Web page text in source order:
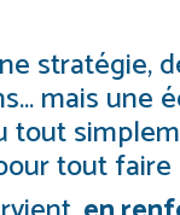
stratégie,
mais une
tout
tout faire